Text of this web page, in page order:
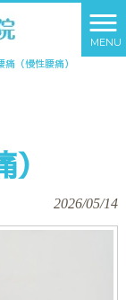
MENU
痛（慢性腰痛）
2026/05/14